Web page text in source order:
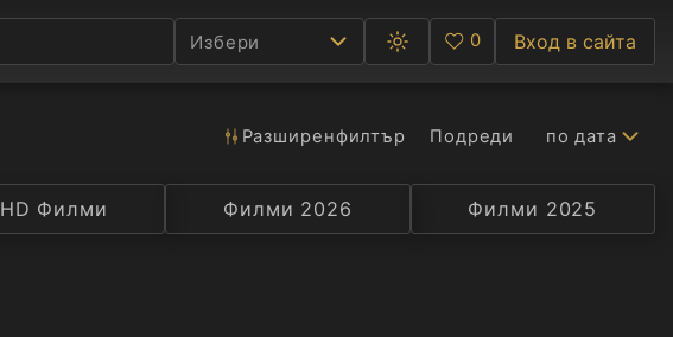
Избери
Превключване
между
светла
Любими
0 Вход в сайта
Разширенфилтър Подреди по дата
Рейтинг Селекция Превод Актьор
HD Филми Филми 2026 Филми 2025